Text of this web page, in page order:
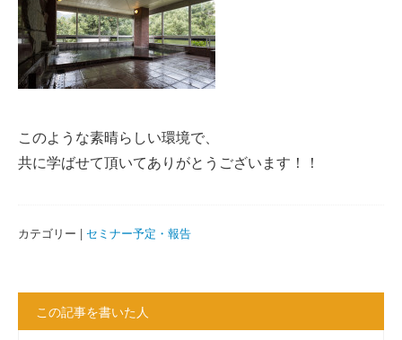
このような素晴らしい環境で、
共に学ばせて頂いてありがとうございます！！
カテゴリー | セミナー予定・報告
この記事を書いた人